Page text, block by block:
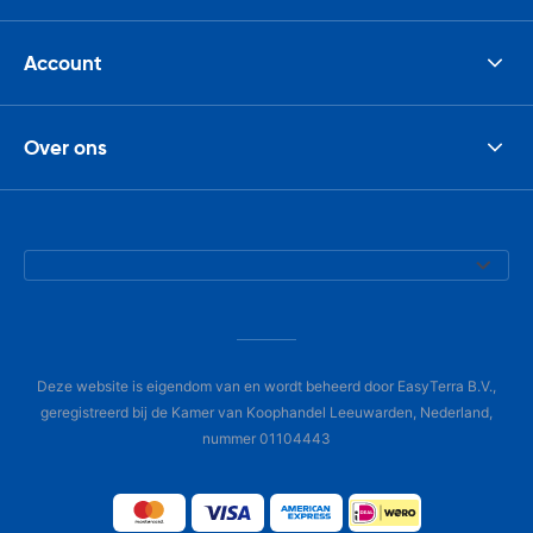
Account
Over ons
Deze website is eigendom van en wordt beheerd door EasyTerra B.V.,
geregistreerd bij de Kamer van Koophandel Leeuwarden, Nederland,
nummer 01104443